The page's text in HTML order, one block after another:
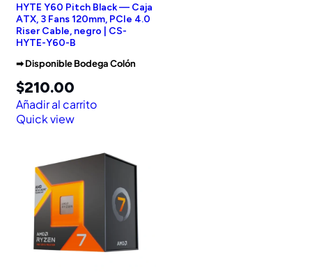
HYTE Y60 Pitch Black — Caja
ATX, 3 Fans 120mm, PCIe 4.0
Riser Cable, negro | CS-
HYTE-Y60-B
➡︎ Disponible Bodega Colón
$210.00
Añadir al carrito
Quick view